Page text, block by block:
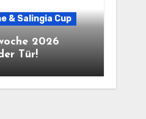
& Salingia Cup
2026
Tür!